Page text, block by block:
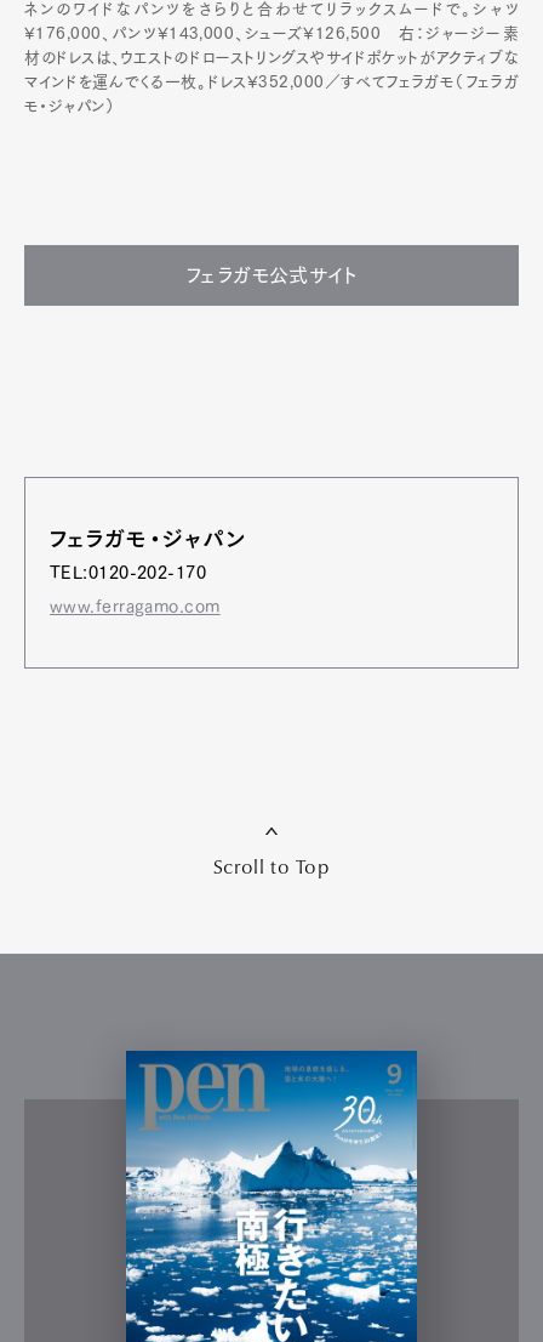
ネンのワイドなパンツをさらりと合わせてリラックスムードで。シャツ
¥176,000、パンツ¥143,000、シューズ¥126,500 右：ジャージー素
材のドレスは、ウエストのドローストリングスやサイドポケットがアクティブな
マインドを運んでくる一枚。ドレス¥352,000／すべてフェラガモ（フェラガ
モ・ジャパン）
フェラガモ公式サイト
フェラガモ・ジャパン
TEL:0120-202-170
www.ferragamo.com
Scroll to Top